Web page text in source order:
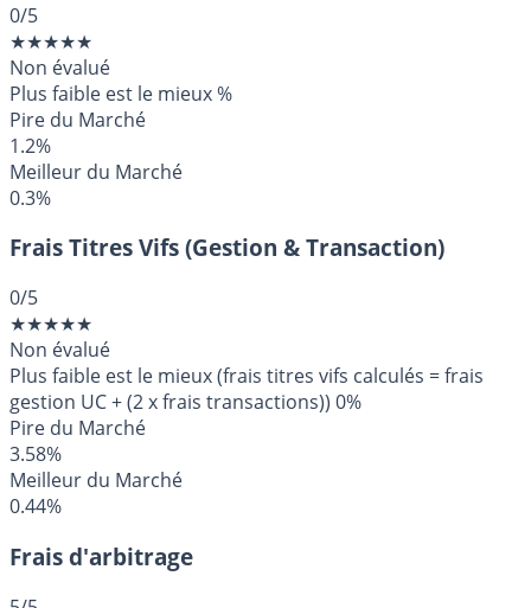
0/5
★★★★★
Non évalué
Plus faible est le mieux%
Pire du Marché
1.2%
Meilleur du Marché
0.3%
Frais Titres Vifs (Gestion & Transaction)
0/5
★★★★★
Non évalué
Plus faible est le mieux (frais titres vifs calculés = frais
gestion UC + (2 x frais transactions)) 0%
Pire du Marché
3.58%
Meilleur du Marché
0.44%
Frais d'arbitrage